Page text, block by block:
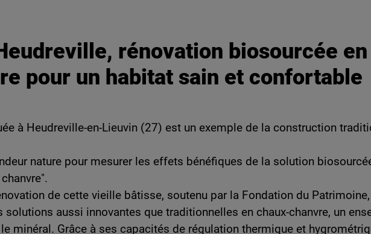
rénovation biosourcée en
pour un habitat sain et confortable
à Heudreville-en-Lieuvin (27) est un exemple de la construction
nature pour mesurer les effets bénéfiques de la solution
de cette vieille bâtisse, soutenu par la Fondation du Patrimoine,
solutions aussi innovantes que traditionnelles en chaux-chanvre, un
minéral. Grâce à ses capacités de régulation thermique et